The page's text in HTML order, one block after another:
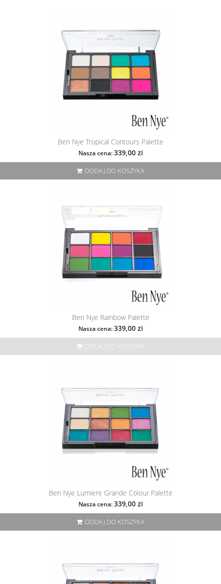
Ben Nye Tropical Contours Palette
Nasza cena: 339,00 zł
DODAJ DO KOSZYKA
Ben Nye Rainbow Palette
Nasza cena: 339,00 zł
DODAJ DO KOSZYKA
Ben Nye Lumiere Grande Colour Palette
Nasza cena: 339,00 zł
DODAJ DO KOSZYKA